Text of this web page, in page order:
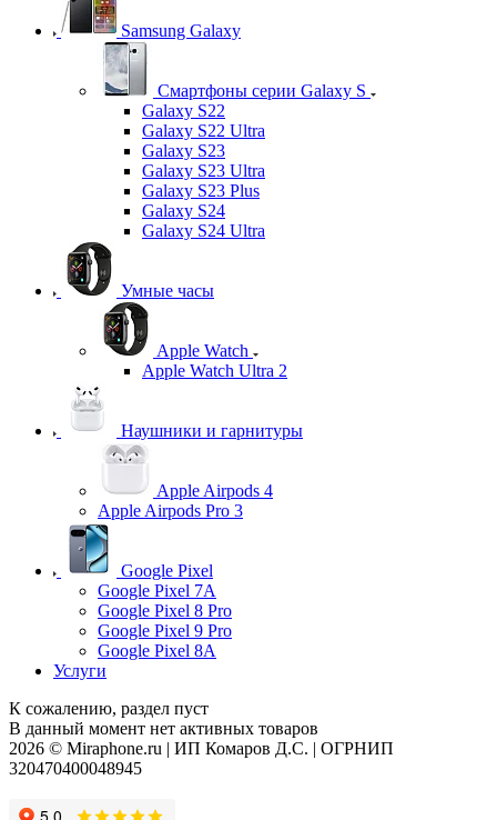
Samsung Galaxy
Смартфоны серии Galaxy S
Galaxy S22
Galaxy S22 Ultra
Galaxy S23
Galaxy S23 Ultra
Galaxy S23 Plus
Galaxy S24
Galaxy S24 Ultra
Умные часы
Apple Watch
Apple Watch Ultra 2
Наушники и гарнитуры
Apple Airpods 4
Apple Airpods Pro 3
Google Pixel
Google Pixel 7А
Google Pixel 8 Pro
Google Pixel 9 Pro
Google Pixel 8A
Услуги
К сожалению, раздел пуст
В данный момент нет активных товаров
2026 © Miraphone.ru | ИП Комаров Д.С. | ОГРНИП
320470400048945